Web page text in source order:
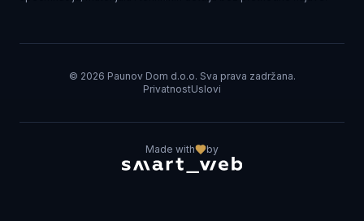
© 2026 Paunov Dom d.o.o. Sva prava zadržana.
PrivatnostUslovi
Made with by